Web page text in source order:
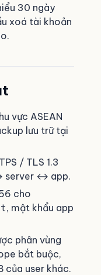
30 ngày
xoá tài khoản
vực ASEAN
lưu trữ tại
/ TLS 1.3
server ↔ app.
cho
, mật khẩu app
phân vùng
bắt buộc,
của user khác.